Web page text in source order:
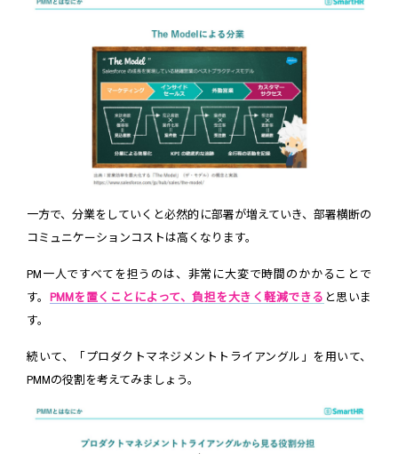
一方で、分業をしていくと必然的に部署が増えていき、部署横断の
コミュニケーションコストは高くなります。
PM一人ですべてを担うのは、非常に大変で時間のかかることで
す。 PMMを置くことによって、負担を大きく軽減できる と思いま
す。
続いて、「プロダクトマネジメントトライアングル」を用いて、
PMMの役割を考えてみましょう。